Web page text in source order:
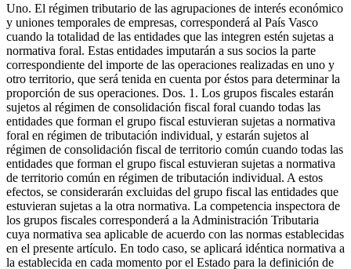
Uno. El régimen tributario de las agrupaciones de interés económico
y uniones temporales de empresas, corresponderá al País Vasco
cuando la totalidad de las entidades que las integren estén sujetas a
normativa foral. Estas entidades imputarán a sus socios la parte
correspondiente del importe de las operaciones realizadas en uno y
otro territorio, que será tenida en cuenta por éstos para determinar la
proporción de sus operaciones. Dos. 1. Los grupos fiscales estarán
sujetos al régimen de consolidación fiscal foral cuando todas las
entidades que forman el grupo fiscal estuvieran sujetas a normativa
foral en régimen de tributación individual, y estarán sujetos al
régimen de consolidación fiscal de territorio común cuando todas las
entidades que forman el grupo fiscal estuvieran sujetas a normativa
de territorio común en régimen de tributación individual. A estos
efectos, se considerarán excluidas del grupo fiscal las entidades que
estuvieran sujetas a la otra normativa. La competencia inspectora de
los grupos fiscales corresponderá a la Administración Tributaria
cuya normativa sea aplicable de acuerdo con las normas establecidas
en el presente artículo. En todo caso, se aplicará idéntica normativa a
la establecida en cada momento por el Estado para la definición de